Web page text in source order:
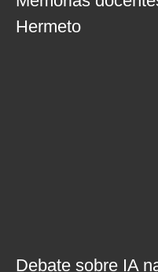
Hermeto
Debate sobre IA